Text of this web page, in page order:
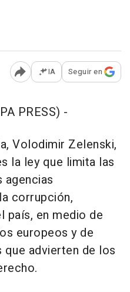
Abrir opciones para
IA Seguir en
PRESS) -
Volodimir Zelenski,
la ley que limita las
agencias
corrupción,
país, en medio de
europeos y de
que advierten de los